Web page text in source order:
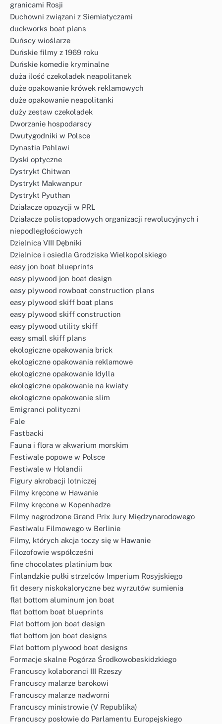
granicami Rosji
Duchowni związani z Siemiatyczami
duckworks boat plans
Duńscy wioślarze
Duńskie filmy z 1969 roku
Duńskie komedie kryminalne
duża ilość czekoladek neapolitanek
duże opakowanie krówek reklamowych
duże opakowanie neapolitanki
duży zestaw czekoladek
Dworzanie hospodarscy
Dwutygodniki w Polsce
Dynastia Pahlawi
Dyski optyczne
Dystrykt Chitwan
Dystrykt Makwanpur
Dystrykt Pyuthan
Działacze opozycji w PRL
Działacze polistopadowych organizacji rewolucyjnych i
niepodległościowych
Dzielnica VIII Dębniki
Dzielnice i osiedla Grodziska Wielkopolskiego
easy jon boat blueprints
easy plywood jon boat design
easy plywood rowboat construction plans
easy plywood skiff boat plans
easy plywood skiff construction
easy plywood utility skiff
easy small skiff plans
ekologiczne opakowania brick
ekologiczne opakowania reklamowe
ekologiczne opakowanie Idylla
ekologiczne opakowanie na kwiaty
ekologiczne opakowanie slim
Emigranci polityczni
Fale
Fastbacki
Fauna i flora w akwarium morskim
Festiwale popowe w Polsce
Festiwale w Holandii
Figury akrobacji lotniczej
Filmy kręcone w Hawanie
Filmy kręcone w Kopenhadze
Filmy nagrodzone Grand Prix Jury Międzynarodowego
Festiwalu Filmowego w Berlinie
Filmy, których akcja toczy się w Hawanie
Filozofowie współcześni
fine chocolates platinium box
Finlandzkie pułki strzelców Imperium Rosyjskiego
fit desery niskokaloryczne bez wyrzutów sumienia
flat bottom aluminum jon boat
flat bottom boat blueprints
Flat bottom jon boat design
flat bottom jon boat designs
Flat bottom plywood boat designs
Formacje skalne Pogórza Środkowobeskidzkiego
Francuscy kolaboranci III Rzeszy
Francuscy malarze barokowi
Francuscy malarze nadworni
Francuscy ministrowie (V Republika)
Francuscy posłowie do Parlamentu Europejskiego